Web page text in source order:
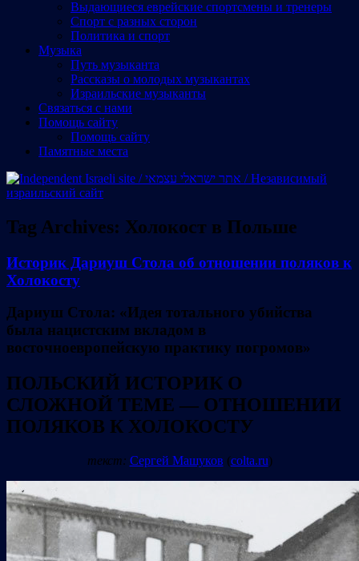
Выдающиеся еврейские спортсмены и тренеры
Спорт с разных сторон
Политика и спорт
Музыка
Путь музыканта
Рассказы о молодых музыкантах
Израильские музыканты
Cвязаться с нами
Помощь сайту
Помощь сайту
Памятные места
Tag Archives: Холокост в Польше
Историк Дариуш Стола об отношении поляков к
Холокосту
Дариуш Стола: «Идея тотального убийства
была нацистским вкладом в
восточноевропейскую практику погромов»
ПОЛЬСКИЙ ИСТОРИК О
СЛОЖНОЙ ТЕМЕ — ОТНОШЕНИИ
ПОЛЯКОВ К ХОЛОКОСТУ
текст: Сергей Машуков (colta.ru)